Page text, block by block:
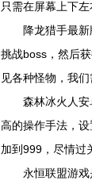
只需在屏幕上下
降龙猎手最新版
挑战boss，然后
见各种怪物，我
森林冰火人安卓
高的操作手法，
加到999，尽情过
永恒联盟游戏是